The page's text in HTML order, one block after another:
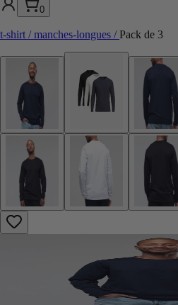
0
t-shirt / manches-longues /Pack de 3